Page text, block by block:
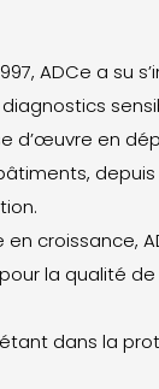
ADCe a su
d’œuvre en
en croissance,
la qualité
dans la